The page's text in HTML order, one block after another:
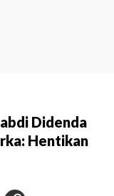
Didenda
Hentikan